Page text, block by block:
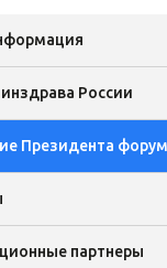
России
Президента
партнеры